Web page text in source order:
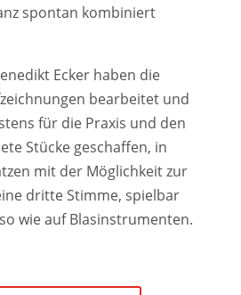
spontan kombiniert
Ecker haben die
bearbeitet und
für die Praxis und den
Stücke geschaffen, in
mit der Möglichkeit zur
dritte Stimme, spielbar
wie auf Blasinstrumenten.